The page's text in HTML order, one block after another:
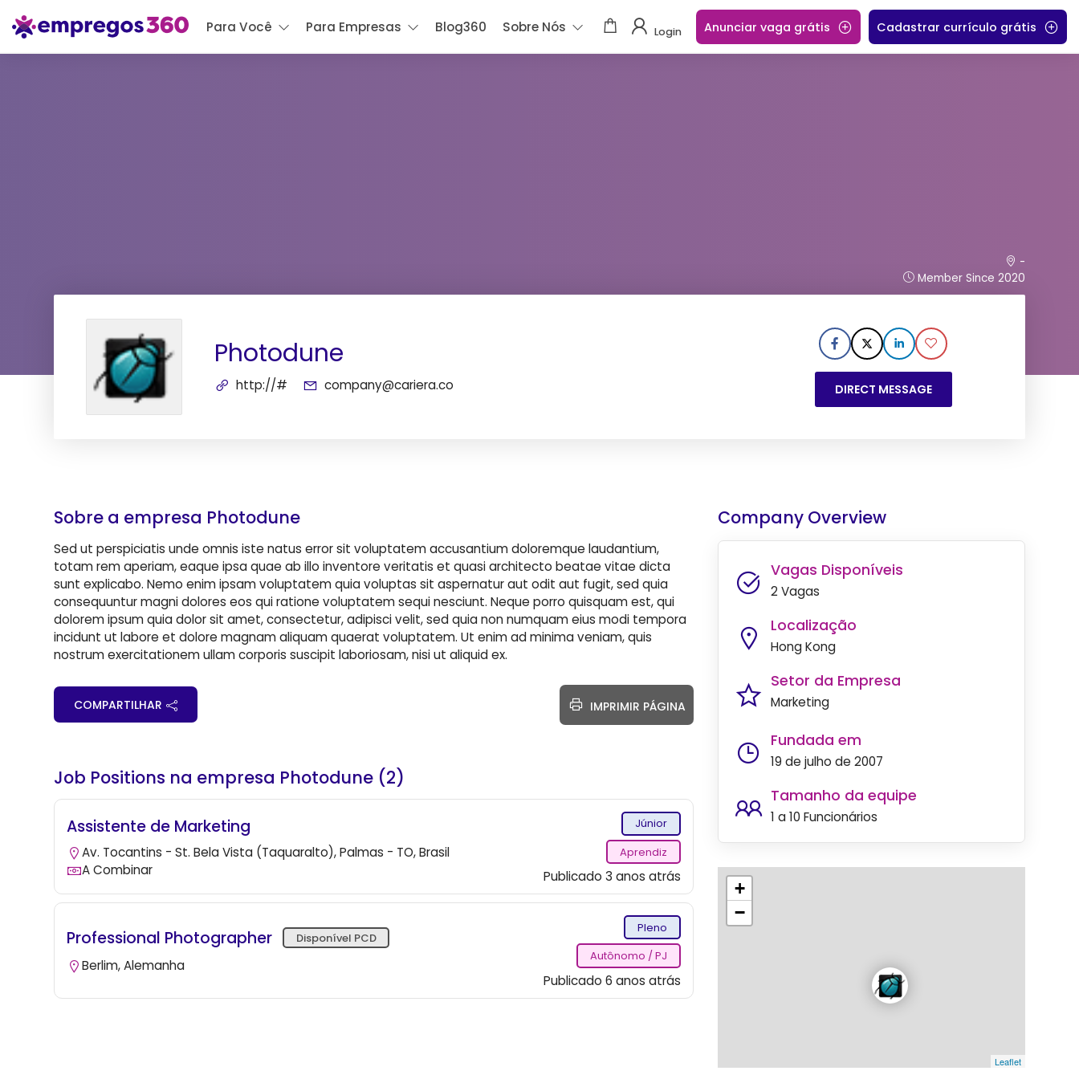
Para Você Para Empresas Blog360 Sobre Nós Login Anunciar vaga grátis Cadastrar currículo grátis
-
Member Since 2020
Photodune
http://# company@cariera.co DIRECT MESSAGE
Sobre a empresa Photodune
Sed ut perspiciatis unde omnis iste natus error sit voluptatem accusantium doloremque laudantium,
totam rem aperiam, eaque ipsa quae ab illo inventore veritatis et quasi architecto beatae vitae dicta
sunt explicabo. Nemo enim ipsam voluptatem quia voluptas sit aspernatur aut odit aut fugit, sed quia
consequuntur magni dolores eos qui ratione voluptatem sequi nesciunt. Neque porro quisquam est, qui
dolorem ipsum quia dolor sit amet, consectetur, adipisci velit, sed quia non numquam eius modi tempora
incidunt ut labore et dolore magnam aliquam quaerat voluptatem. Ut enim ad minima veniam, quis
nostrum exercitationem ullam corporis suscipit laboriosam, nisi ut aliquid ex.
COMPARTILHAR IMPRIMIR PÁGINA
Job Positions na empresa Photodune (2)
Assistente de Marketing
Av. Tocantins - St. Bela Vista (Taquaralto), Palmas - TO, Brasil
A Combinar
Júnior
Aprendiz
Publicado 3 anos atrás
Professional Photographer Disponível PCD
Berlim, Alemanha
Pleno
Autônomo / PJ
Publicado 6 anos atrás
Company Overview
Vagas Disponíveis
2 Vagas
Localização
Hong Kong
Setor da Empresa
Marketing
Fundada em
19 de julho de 2007
Tamanho da equipe
1 a 10 Funcionários
+
−
Leaflet